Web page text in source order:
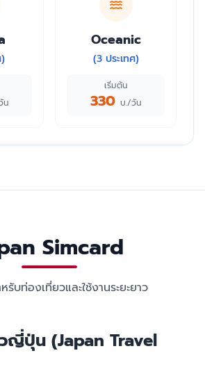
น
Oceanic
(3 ประเทศ)
เริ่มต้น
330 บ./วัน
Simcard
รับท่องเที่ยวและใช้งานระยะยาว
ญี่ปุ่น (Japan Travel